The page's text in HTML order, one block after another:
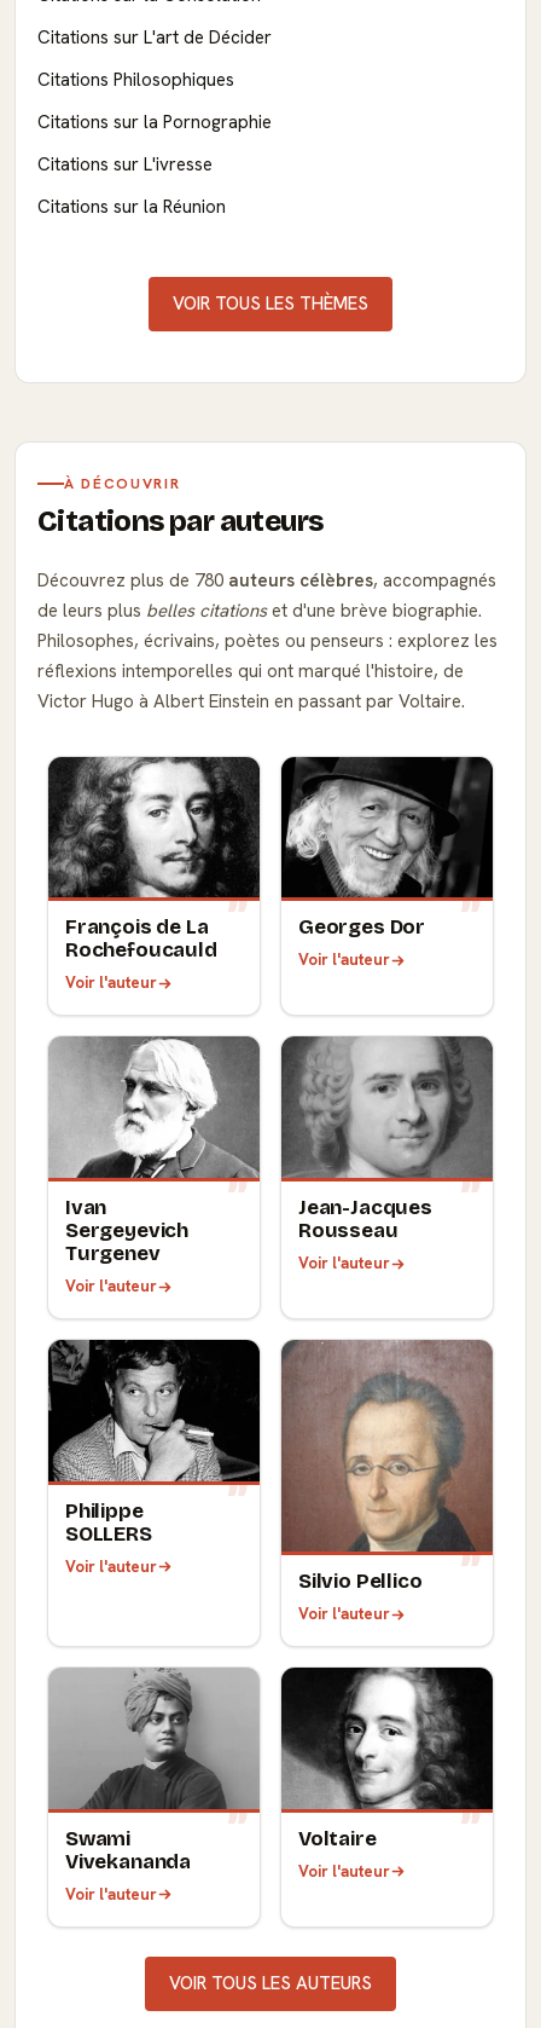
Citations sur L'art de Décider
Citations Philosophiques
Citations sur la Pornographie
Citations sur L'ivresse
Citations sur la Réunion
VOIR TOUS LES THÈMES
À DÉCOUVRIR
Citations par auteurs
Découvrez plus de 780 auteurs célèbres, accompagnés
de leurs plus belles citationset d'une brève biographie.
Philosophes, écrivains, poètes ou penseurs : explorez les
réflexions intemporelles qui ont marqué l'histoire, de
Victor Hugo à Albert Einstein en passant par Voltaire.
François de La
Rochefoucauld
Voir l'auteur
Georges Dor
Voir l'auteur
Ivan
Sergeyevich
Turgenev
Voir l'auteur
Jean-Jacques
Rousseau
Voir l'auteur
Philippe
SOLLERS
Voir l'auteur
Silvio Pellico
Voir l'auteur
Swami
Vivekananda
Voir l'auteur
Voltaire
Voir l'auteur
VOIR TOUS LES AUTEURS